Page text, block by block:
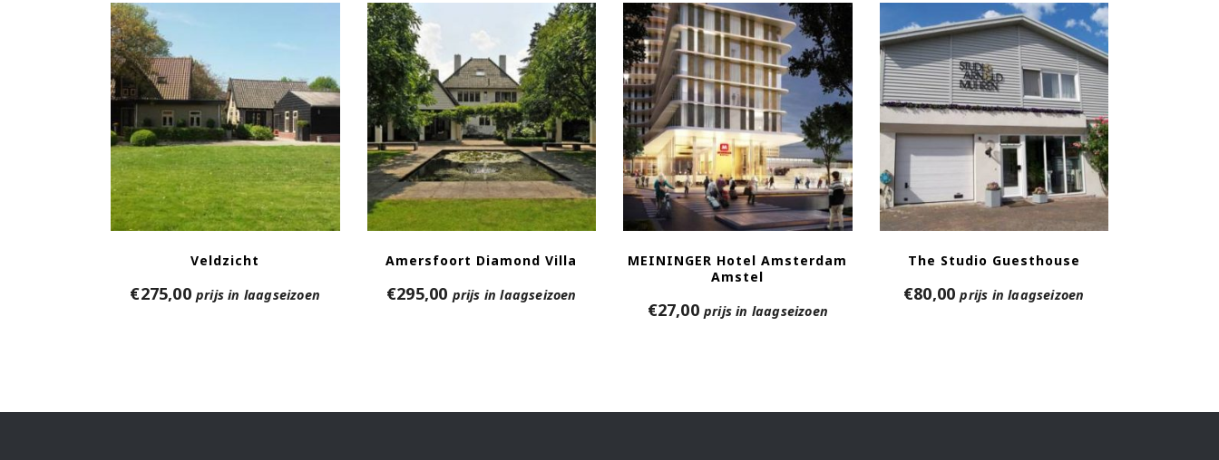
Veldzicht
€275,00 prijs in laagseizoen
Amersfoort Diamond Villa
€295,00 prijs in laagseizoen
MEININGER Hotel Amsterdam
Amstel
€27,00 prijs in laagseizoen
The Studio Guesthouse
€80,00 prijs in laagseizoen